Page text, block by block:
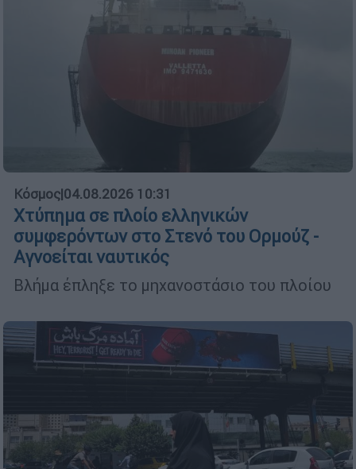
Κόσμος|04.08.2026 10:31
Χτύπημα σε πλοίο ελληνικών
συμφερόντων στο Στενό του Ορμούζ -
Αγνοείται ναυτικός
Βλήμα έπληξε το μηχανοστάσιο του πλοίου